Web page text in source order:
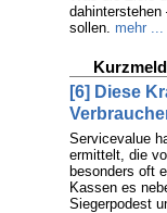
dahinterstehen
sollen. mehr ...
[6] Diese
Servicevalue
ermittelt, die
besonders oft
Kassen es
Siegerpodest